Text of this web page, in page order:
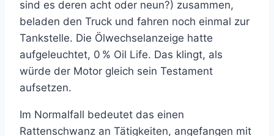
sind es deren acht oder neun?) zusammen,
beladen den Truck und fahren noch einmal zur
Tankstelle. Die Ölwechselanzeige hatte
aufgeleuchtet, 0 % Oil Life. Das klingt, als
würde der Motor gleich sein Testament
aufsetzen.
Im Normalfall bedeutet das einen
Rattenschwanz an Tätigkeiten, angefangen mit